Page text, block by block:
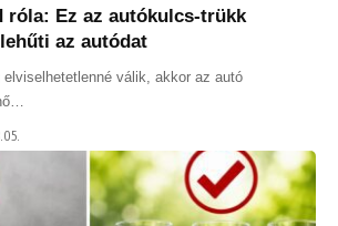
róla: Ez az autókulcs-trükk
az autódat
válik, akkor az autó